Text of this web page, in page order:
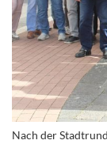
Nach der